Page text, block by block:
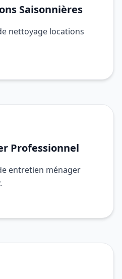
Saisonnières
nettoyage locations
Professionnel
entretien ménager